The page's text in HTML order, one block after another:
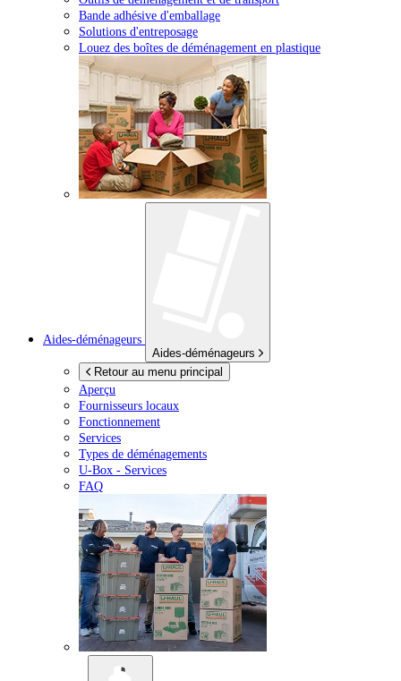
Bande adhésive d'emballage
Solutions d'entreposage
Louez des boîtes de déménagement en plastique
Aides-déménageurs
Aides-déménageurs
Retour au menu principal
Aperçu
Fournisseurs locaux
Fonctionnement
Services
Types de déménagements
U-Box - Services
FAQ